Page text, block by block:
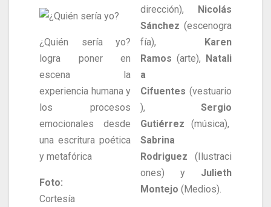
¿Quién sería yo?
logra poner en
escena la
experiencia humana y
los procesos
emocionales desde
una escritura poética
y metafórica
Foto:
Cortesía
dirección), Nicolás
Sánchez (escenogra
fía),
Karen
Ramos (arte),
Natali
a
Cifuentes (vestuario
), Sergio
Gutiérrez (música),
Sabrina
Rodriguez (Ilustraci
ones) y Julieth
Montejo (Medios).